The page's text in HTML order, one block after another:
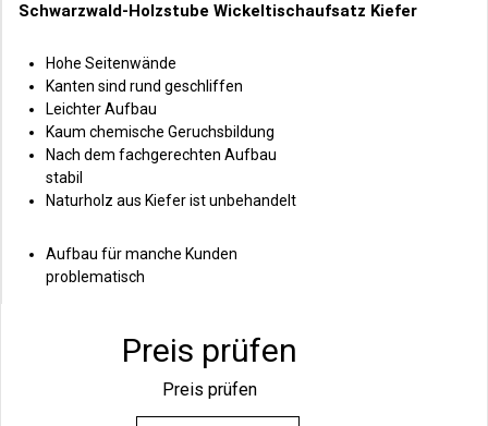
Schwarzwald-Holzstube Wickeltischaufsatz Kiefer
Hohe Seitenwände
Kanten sind rund geschliffen
Leichter Aufbau
Kaum chemische Geruchsbildung
Nach dem fachgerechten Aufbau
stabil
Naturholz aus Kiefer ist unbehandelt
Aufbau für manche Kunden
problematisch
Preis prüfen
Preis prüfen